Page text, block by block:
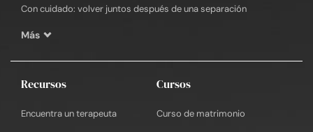
Con cuidado: volver juntos después de una separación
Más
Recursos
Encuentra un terapeuta
Cursos
Curso de matrimonio